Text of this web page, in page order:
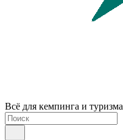
Всё для кемпинга и туризма